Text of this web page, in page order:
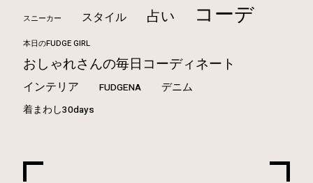
スニーカー スタイル 占い コーデ
本日のFUDGE GIRL
おしゃれさんの毎日コーディネート
インテリア FUDGENA デニム
着まわし30days